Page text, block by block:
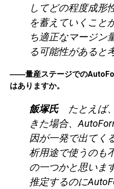
してどの程度成形
を蓄えていくこと
ち適正なマージン
る可能性があると
――量産ステージでの
はありますか。
飯塚氏たとえば、
きた場合、
因が一発で出てく
析用途で使うのも
の一つかと思いま
推定するのに